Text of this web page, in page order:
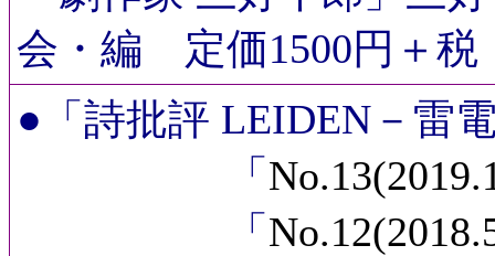
会・編 定価1500円＋
●「詩批評 LEIDEN－
「
「